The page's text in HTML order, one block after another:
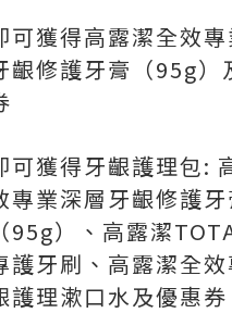
可獲得高露潔全效專
齦修護牙膏（95g）
可獲得牙齦護理包:
專業深層牙齦修護牙
（95g）、高露潔
護牙刷、高露潔全
護理漱口水及優惠券